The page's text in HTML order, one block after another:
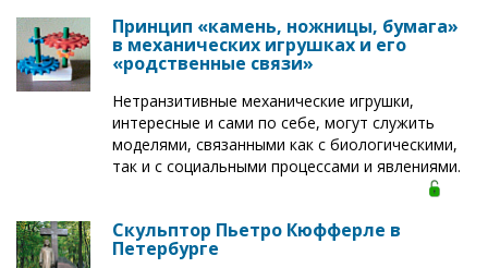
Принцип «камень, ножницы, бумага»
в механических игрушках и его
«родственные связи»
Нетранзитивные механические игрушки,
интересные и сами по себе, могут служить
моделями, связанными как с биологическими,
так и с социальными процессами и явлениями.
Cкульптор Пьетро Кюфферле в
Петербурге